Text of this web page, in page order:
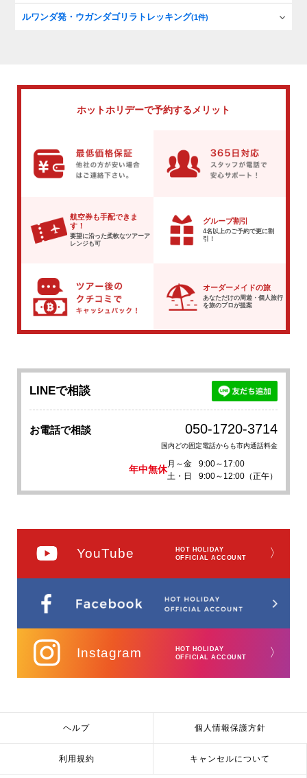
ルワンダ発・ウガンダゴリラトレッキング(1件)
ホットホリデーで予約するメリット
航空券も手配できま
す！
要望に沿った柔軟なツアーア
レンジも可
グループ割引
4名以上のご予約で更に割
引！
オーダーメイドの旅
あなただけの周遊・個人旅行
を旅のプロが提案
LINEで相談
お電話で相談 050-1720-3714
国内どの固定電話からも市内通話料金
年中無休
月～金
9:00～17:00
土・日
9:00～12:00（正午）
YouTube
HOT HOLIDAY
OFFICIAL ACCOUNT
〉
Instagram
HOT HOLIDAY
OFFICIAL ACCOUNT
〉
ヘルプ 個人情報保護方針
利用規約 キャンセルについて